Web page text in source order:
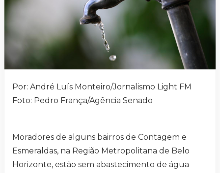
Por: André Luís Monteiro/Jornalismo Light FM
Foto: Pedro França/Agência Senado
Moradores de alguns bairros de Contagem e
Esmeraldas, na Região Metropolitana de Belo
Horizonte, estão sem abastecimento de água